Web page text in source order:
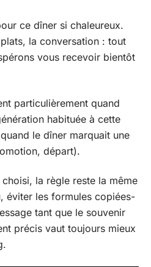
ce dîner si chaleureux.
la conversation : tout
vous recevoir bientôt
particulièrement quand
habituée à cette
le dîner marquait une
départ).
la règle reste la même
éviter les formules copiées-
tant que le souvenir
précis vaut toujours mieux